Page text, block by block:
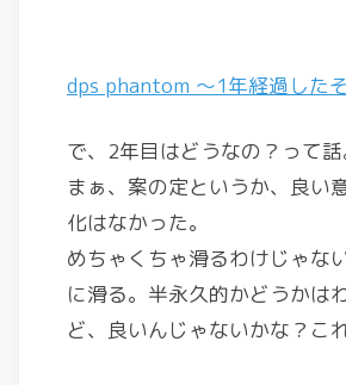
dps phantom ～1年経過した
で、2年目はどうなの？って話
まぁ、案の定というか、良い
化はなかった。
めちゃくちゃ滑るわけじゃな
に滑る。半永久的かどうかは
ど、良いんじゃないかな？これ